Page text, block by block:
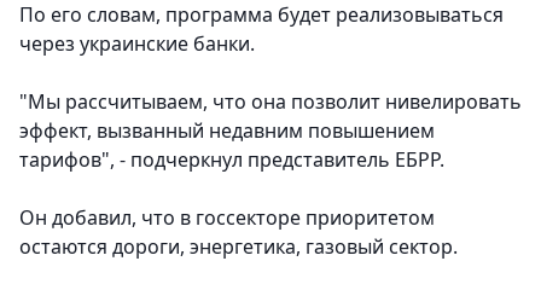
По его словам, программа будет реализовываться
через украинские банки.
"Мы рассчитываем, что она позволит нивелировать
эффект, вызванный недавним повышением
тарифов", - подчеркнул представитель ЕБРР.
Он добавил, что в госсекторе приоритетом
остаются дороги, энергетика, газовый сектор.